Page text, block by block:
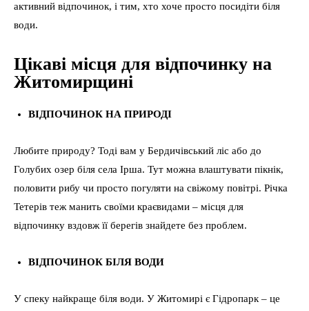
активний відпочинок, і тим, хто хоче просто посидіти біля
води.
Цікаві місця для відпочинку на
Житомирщині
ВІДПОЧИНОК НА ПРИРОДІ
Любите природу? Тоді вам у Бердичівський ліс або до
Голубих озер біля села Ірша. Тут можна влаштувати пікнік,
половити рибу чи просто погуляти на свіжому повітрі. Річка
Тетерів теж манить своїми краєвидами – місця для
відпочинку вздовж її берегів знайдете без проблем.
ВІДПОЧИНОК БІЛЯ ВОДИ
У спеку найкраще біля води. У Житомирі є Гідропарк – це